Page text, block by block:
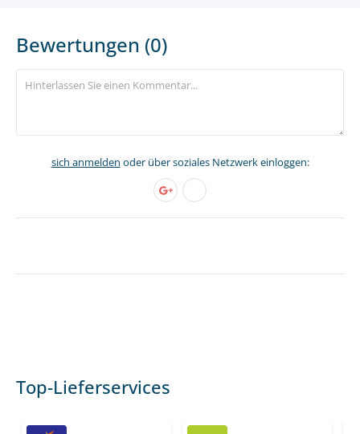
Bewertungen (0)
sich anmelden oder über soziales Netzwerk einloggen:
Top-Lieferservices